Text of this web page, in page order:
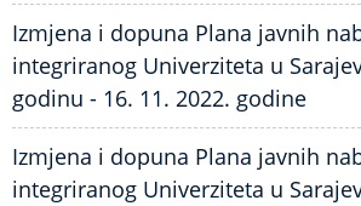
Izmjena i dopuna Plana javnih
integriranog Univerziteta u
godinu - 16. 11. 2022. godine
Izmjena i dopuna Plana javnih
integriranog Univerziteta u